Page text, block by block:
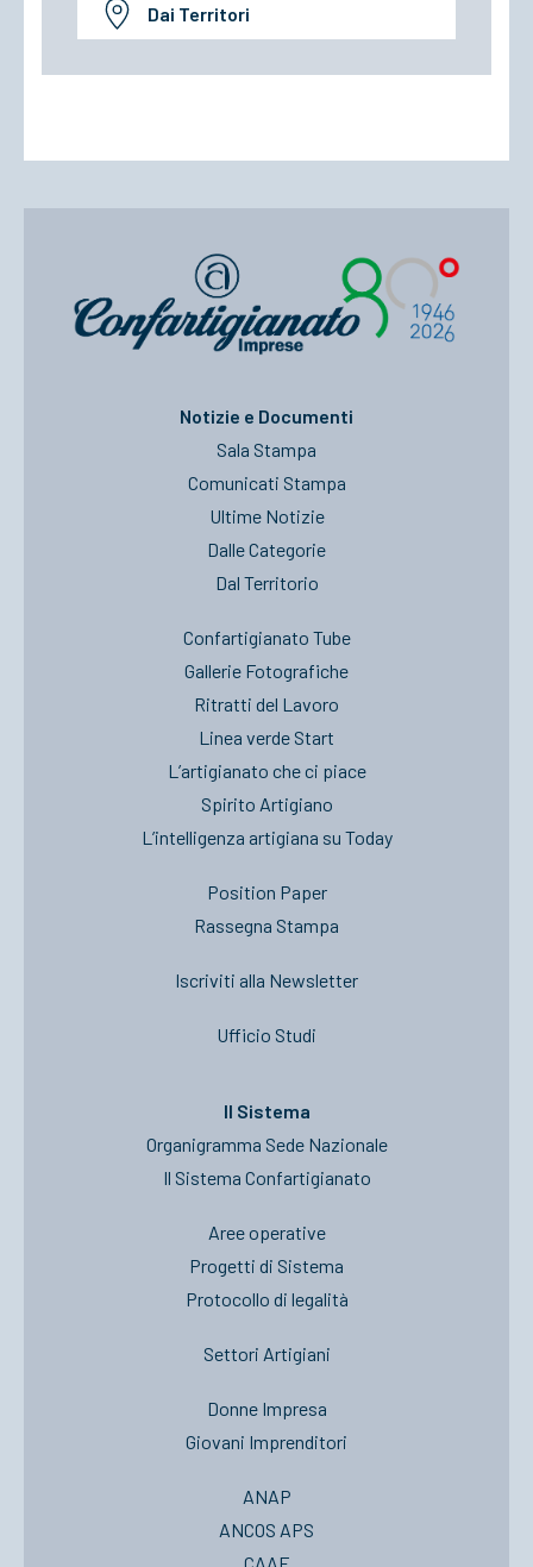
Dai Territori
Notizie e Documenti
Sala Stampa
Comunicati Stampa
Ultime Notizie
Dalle Categorie
Dal Territorio
Confartigianato Tube
Gallerie Fotografiche
Ritratti del Lavoro
Linea verde Start
L’artigianato che ci piace
Spirito Artigiano
L’intelligenza artigiana su Today
Position Paper
Rassegna Stampa
Iscriviti alla Newsletter
Ufficio Studi
Il Sistema
Organigramma Sede Nazionale
Il Sistema Confartigianato
Aree operative
Progetti di Sistema
Protocollo di legalità
Settori Artigiani
Donne Impresa
Giovani Imprenditori
ANAP
ANCOS APS